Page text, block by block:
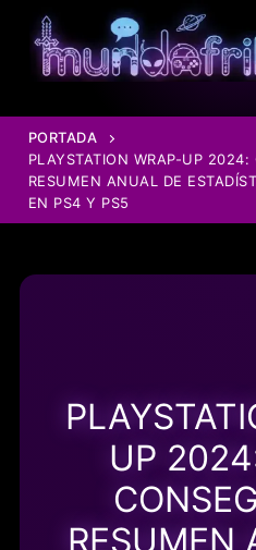
contenido
PORTADA
PLAYSTATION WRAP-UP 2024:
RESUMEN ANUAL DE
EN PS4 Y PS5
UP
RESUMEN